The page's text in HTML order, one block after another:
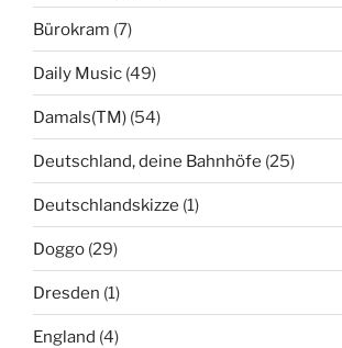
Bürokram (7)
Daily Music (49)
Damals(TM) (54)
Deutschland, deine Bahnhöfe (25)
Deutschlandskizze (1)
Doggo (29)
Dresden (1)
England (4)